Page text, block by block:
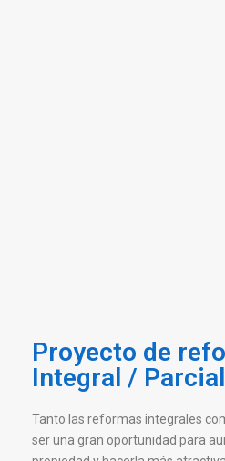
Proyecto de
Integral / Parcial
Tanto las reformas integrales
ser una gran oportunidad para